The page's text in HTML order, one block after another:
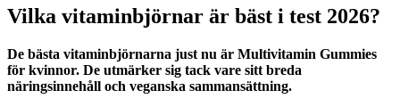
Vilka vitaminbjörnar är bäst i test 2026?
De bästa vitaminbjörnarna just nu är Multivitamin Gummies
för kvinnor. De utmärker sig tack vare sitt breda
näringsinnehåll och veganska sammansättning.